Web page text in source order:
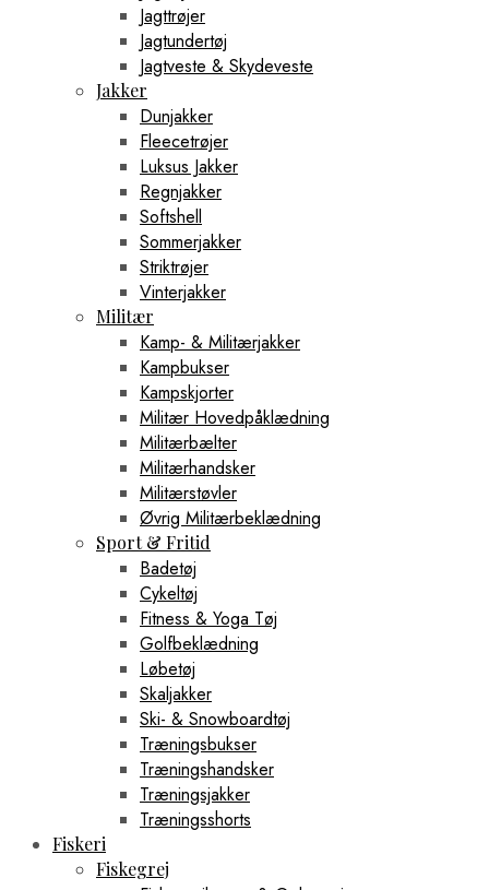
Jagttrøjer
Jagtundertøj
Jagtveste & Skydeveste
Jakker
Dunjakker
Fleecetrøjer
Luksus Jakker
Regnjakker
Softshell
Sommerjakker
Striktrøjer
Vinterjakker
Militær
Kamp- & Militærjakker
Kampbukser
Kampskjorter
Militær Hovedpåklædning
Militærbælter
Militærhandsker
Militærstøvler
Øvrig Militærbeklædning
Sport & Fritid
Badetøj
Cykeltøj
Fitness & Yoga Tøj
Golfbeklædning
Løbetøj
Skaljakker
Ski- & Snowboardtøj
Træningsbukser
Træningshandsker
Træningsjakker
Træningsshorts
Fiskeri
Fiskegrej